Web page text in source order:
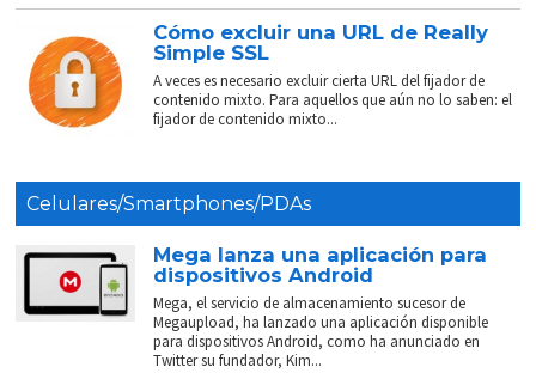
Cómo excluir una URL de Really
Simple SSL
A veces es necesario excluir cierta URL del fijador de
contenido mixto. Para aquellos que aún no lo saben: el
fijador de contenido mixto...
Celulares/Smartphones/PDAs
Mega lanza una aplicación para
dispositivos Android
Mega, el servicio de almacenamiento sucesor de
Megaupload, ha lanzado una aplicación disponible
para dispositivos Android, como ha anunciado en
Twitter su fundador, Kim...